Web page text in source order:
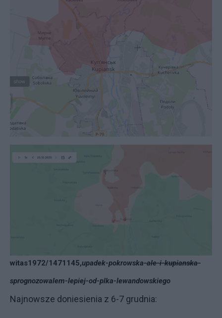
witas1972/1471145,upadek-pokrowska-ale-i-kupianska-
sprognozowalem-lepiej-od-plka-lewandowskiego
Najnowsze doniesienia z 6-7 grudnia: